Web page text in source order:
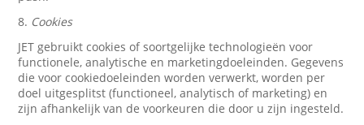
8. Cookies
JET gebruikt cookies of soortgelijke technologieën voor
functionele, analytische en marketingdoeleinden. Gegevens
die voor cookiedoeleinden worden verwerkt, worden per
doel uitgesplitst (functioneel, analytisch of marketing) en
zijn afhankelijk van de voorkeuren die door u zijn ingesteld.